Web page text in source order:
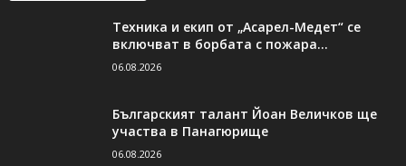
Техника и екип от „Асарел-Медет“ се
включват в борбата с пожара...
06.08.2026
Българският талант Йоан Величков ще
участва в Панагюрище
06.08.2026